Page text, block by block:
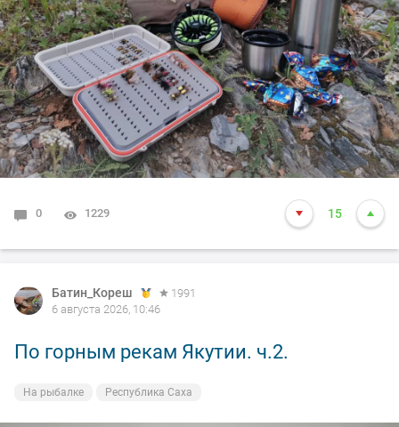
0 1229 15
Батин_Кореш
1991
6 августа 2026, 10:46
По горным рекам Якутии. ч.2.
На рыбалке Республика Саха